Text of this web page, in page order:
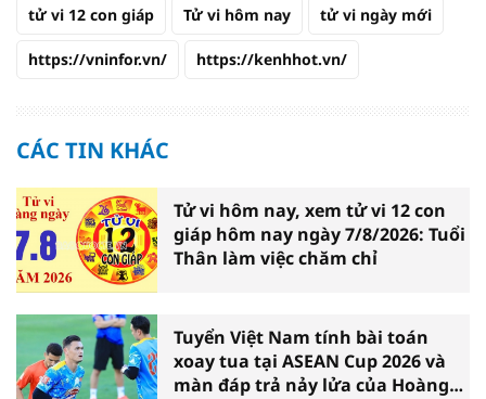
tử vi 12 con giáp Tử vi hôm nay tử vi ngày mới
https://vninfor.vn/ https://kenhhot.vn/
CÁC TIN KHÁC
Tử vi hôm nay, xem tử vi 12 con
giáp hôm nay ngày 7/8/2026: Tuổi
Thân làm việc chăm chỉ
Tuyển Việt Nam tính bài toán
xoay tua tại ASEAN Cup 2026 và
màn đáp trả nảy lửa của Hoàng